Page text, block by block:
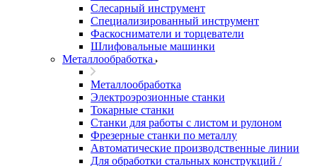
Слесарный инструмент
Специализированный инструмент
Фаскосниматели и торцеватели
Шлифовальные машинки
Металлообработка
Металлообработка
Электроэрозионные станки
Токарные станки
Станки для работы с листом и рулоном
Фрезерные станки по металлу
Автоматические производственные линии
Для обработки стальных конструкций /